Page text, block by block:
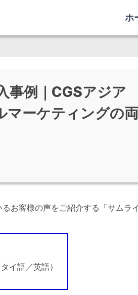
ホ
事例｜CGSアジア
ーケティングの
お客様の声をご紹介する「サムラ
語／英語）